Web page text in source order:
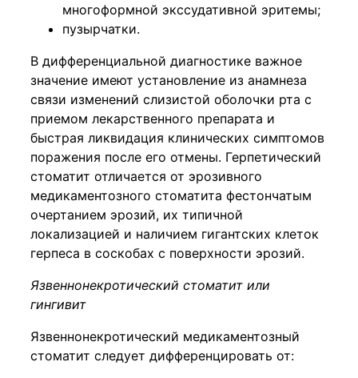
многоформной экссудативной эритемы;
пузырчатки.
В дифференциальной диагностике важное
значение имеют установление из анамнеза
связи изменений слизистой оболочки рта с
приемом лекарственного препарата и
быстрая ликвидация клинических симптомов
поражения после его отмены. Герпетический
стоматит отличается от эрозивного
медикаментозного стоматита фестончатым
очертанием эрозий, их типичной
локализацией и наличием гигантских клеток
герпеса в соскобах с поверхности эрозий.
Язвеннонекротический стоматит или
гингивит
Язвеннонекротический медикаментозный
стоматит следует дифференцировать от: